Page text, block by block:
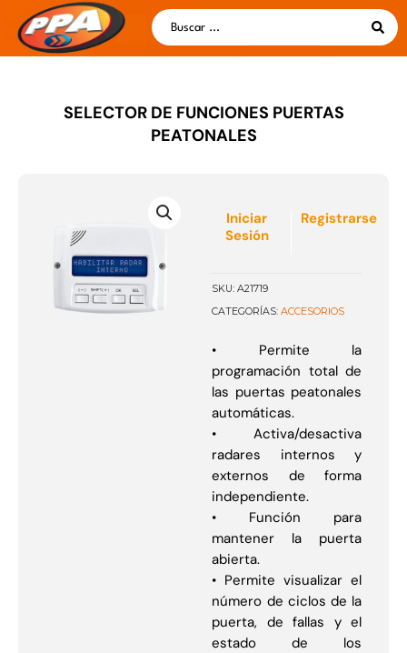
contenido
Search
...
SELECTOR DE FUNCIONES PUERTAS
PEATONALES
Iniciar
Sesión
Registrarse
SKU:A21719
CATEGORÍAS: ACCESORIOS
• Permite la
programación total de
las puertas peatonales
automáticas.
• Activa/desactiva
radares internos y
externos de forma
independiente.
• Función para
mantener la puerta
abierta.
• Permite visualizar el
número de ciclos de la
puerta, de fallas y el
estado de los